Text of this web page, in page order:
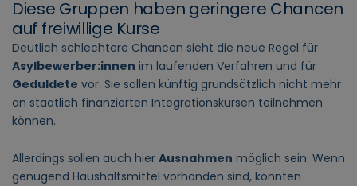
Diese Gruppen haben geringere Chancen
auf freiwillige Kurse
Deutlich schlechtere Chancen sieht die neue Regel für
Asylbewerber:innen im laufenden Verfahren und für
Geduldete vor. Sie sollen künftig grundsätzlich nicht mehr
an staatlich finanzierten Integrationskursen teilnehmen
können.
Allerdings sollen auch hier Ausnahmen möglich sein. Wenn
genügend Haushaltsmittel vorhanden sind, könnten